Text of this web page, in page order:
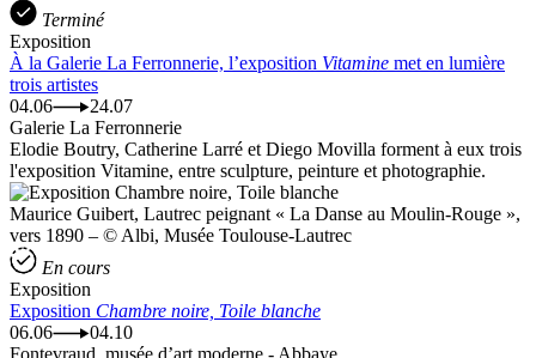
Terminé
Exposition
À la Galerie La Ferronnerie, l’exposition Vitamine met en lumière
trois artistes
04.06
24.07
Galerie La Ferronnerie
Elodie Boutry, Catherine Larré et Diego Movilla forment à eux trois
l'exposition Vitamine, entre sculpture, peinture et photographie.
Maurice Guibert, Lautrec peignant « La Danse au Moulin-Rouge »,
vers 1890 – © Albi, Musée Toulouse-Lautrec
En cours
Exposition
Exposition Chambre noire, Toile blanche
06.06
04.10